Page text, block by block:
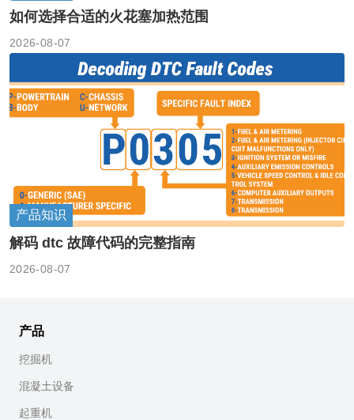
如何选择合适的火花塞加热范围
2026-08-07
产品知识
解码 dtc 故障代码的完整指南
2026-08-07
产品
挖掘机
混凝土设备
起重机